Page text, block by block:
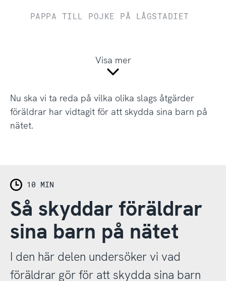
PAPPA TILL POJKE PÅ LÅGSTADIET
"Blockerat vissa sidor via telefonen och
modemet, men det känns meningslöst. Kidsen
runt om de vill…"
PAPPA TILL POJKE PÅ MELLANSTADIET
länge de är på hemnätverket. Utanför
verktyg. Frustrationen och vanmakten gör mig
sömnlös."
MAMMA TILL FLICKA PÅ HÖGSTADIET
Visa mer
Nu ska vi ta reda på vilka olika slags åtgärder
föräldrar har vidtagit för att skydda sina barn på
nätet.
10 MIN
Så skyddar föräldrar
sina barn på nätet
I den här delen undersöker vi vad
föräldrar gör för att skydda sina barn